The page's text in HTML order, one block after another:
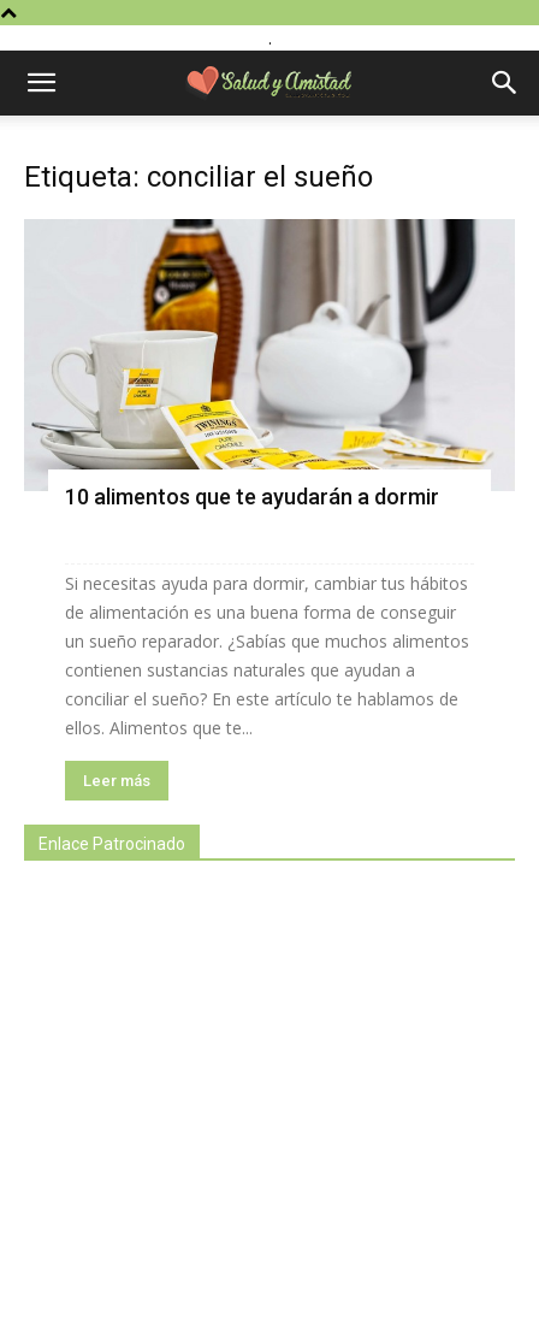
.
Etiqueta: conciliar el sueño
10 alimentos que te ayudarán a dormir
Si necesitas ayuda para dormir, cambiar tus hábitos
de alimentación es una buena forma de conseguir
un sueño reparador. ¿Sabías que muchos alimentos
contienen sustancias naturales que ayudan a
conciliar el sueño? En este artículo te hablamos de
ellos. Alimentos que te...
Leer más
Enlace Patrocinado